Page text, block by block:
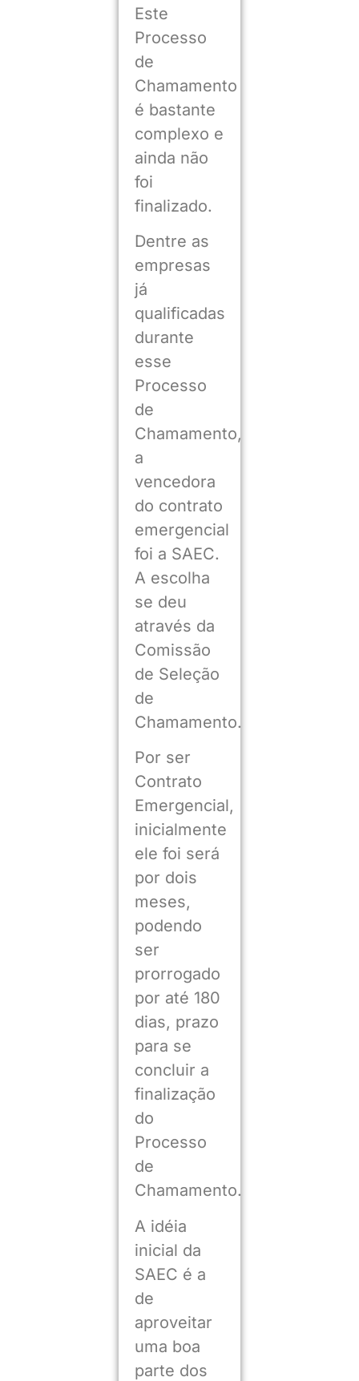
Este
Processo
de
Chamamento
é bastante
complexo e
ainda não
foi
finalizado.
Dentre as
empresas
já
qualificadas
durante
esse
Processo
de
Chamamento,
a
vencedora
do contrato
emergencial
foi a SAEC.
A escolha
se deu
através da
Comissão
de Seleção
de
Chamamento.
Por ser
Contrato
Emergencial,
inicialmente
ele foi será
por dois
meses,
podendo
ser
prorrogado
por até 180
dias, prazo
para se
concluir a
finalização
do
Processo
de
Chamamento.
A idéia
inicial da
SAEC é a
de
aproveitar
uma boa
parte dos